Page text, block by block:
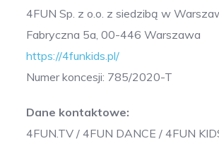
4FUN Sp. z o.o. z siedzibą w
Fabryczna 5a, 00-446 Warszawa
https://4funkids.pl/
Numer koncesji: 785/2020-T
Dane kontaktowe:
4FUN.TV / 4FUN DANCE / 4FUN